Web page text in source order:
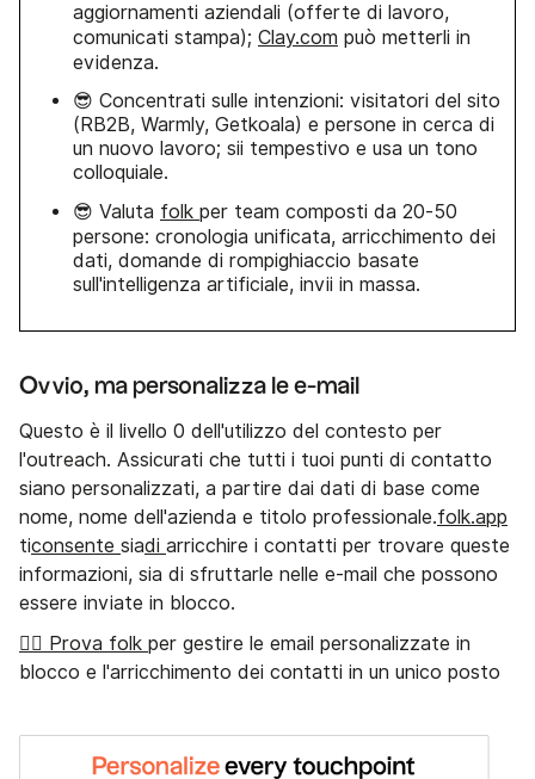
aggiornamenti aziendali (offerte di lavoro,
comunicati stampa); Clay.com può metterli in
evidenza.
😎 Concentrati sulle intenzioni: visitatori del sito
(RB2B, Warmly, Getkoala) e persone in cerca di
un nuovo lavoro; sii tempestivo e usa un tono
colloquiale.
😎 Valuta folk per team composti da 20-50
persone: cronologia unificata, arricchimento dei
dati, domande di rompighiaccio basate
sull'intelligenza artificiale, invii in massa.
Ovvio, ma personalizza le e-mail
Questo è il livello 0 dell'utilizzo del contesto per
l'outreach. Assicurati che tutti i tuoi punti di contatto
siano personalizzati, a partire dai dati di base come
nome, nome dell'azienda e titolo professionale.folk.app
ticonsente siadi arricchire i contatti per trovare queste
informazioni, sia di sfruttarle nelle e-mail che possono
essere inviate in blocco.
👉🏼 Prova folk per gestire le email personalizzate in
blocco e l'arricchimento dei contatti in un unico posto